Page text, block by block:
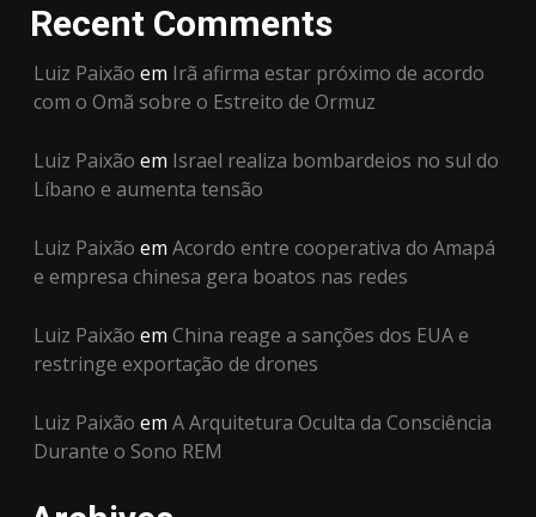
Recent Comments
Luiz Paixão em Irã afirma estar próximo de acordo
com o Omã sobre o Estreito de Ormuz
Luiz Paixão em Israel realiza bombardeios no sul do
Líbano e aumenta tensão
Luiz Paixão em Acordo entre cooperativa do Amapá
e empresa chinesa gera boatos nas redes
Luiz Paixão em China reage a sanções dos EUA e
restringe exportação de drones
Luiz Paixão em A Arquitetura Oculta da Consciência
Durante o Sono REM